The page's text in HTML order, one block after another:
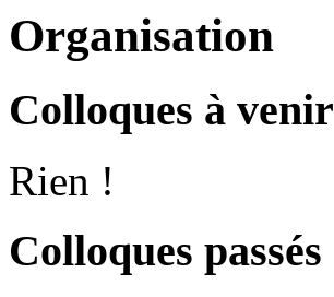
Organisation
Colloques à venir
Rien !
Colloques passés